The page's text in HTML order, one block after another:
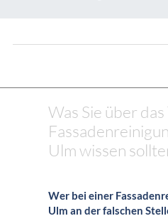
Was Sie über
Ulm wissen
Wer bei einer
Ulm an der falschen